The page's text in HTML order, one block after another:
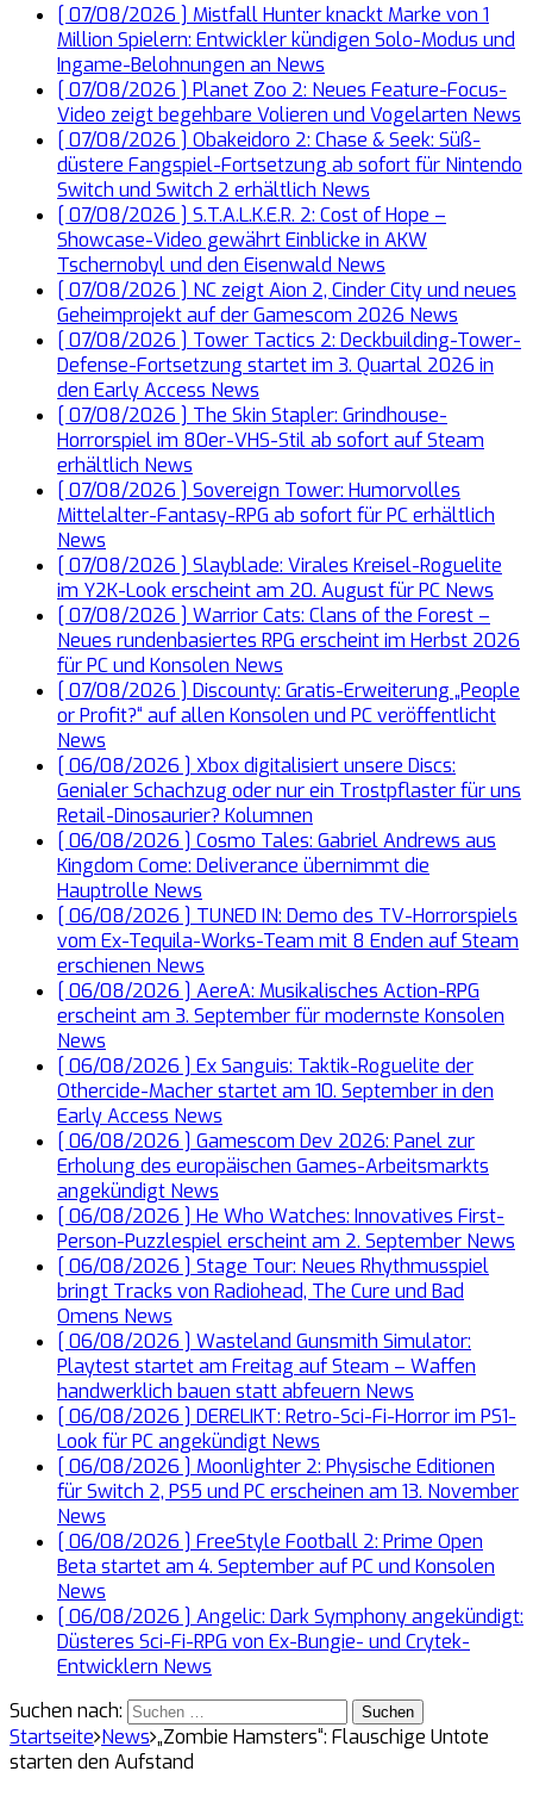
[ 07/08/2026 ] Mistfall Hunter knackt Marke von 1
Million Spielern: Entwickler kündigen Solo-Modus und
Ingame-Belohnungen an News
[ 07/08/2026 ] Planet Zoo 2: Neues Feature-Focus-
Video zeigt begehbare Volieren und Vogelarten News
[ 07/08/2026 ] Obakeidoro 2: Chase & Seek: Süß-
düstere Fangspiel-Fortsetzung ab sofort für Nintendo
Switch und Switch 2 erhältlich News
[ 07/08/2026 ] S.T.A.L.K.E.R. 2: Cost of Hope –
Showcase-Video gewährt Einblicke in AKW
Tschernobyl und den Eisenwald News
[ 07/08/2026 ] NC zeigt Aion 2, Cinder City und neues
Geheimprojekt auf der Gamescom 2026 News
[ 07/08/2026 ] Tower Tactics 2: Deckbuilding-Tower-
Defense-Fortsetzung startet im 3. Quartal 2026 in
den Early Access News
[ 07/08/2026 ] The Skin Stapler: Grindhouse-
Horrorspiel im 80er-VHS-Stil ab sofort auf Steam
erhältlich News
[ 07/08/2026 ] Sovereign Tower: Humorvolles
Mittelalter-Fantasy-RPG ab sofort für PC erhältlich
News
[ 07/08/2026 ] Slayblade: Virales Kreisel-Roguelite
im Y2K-Look erscheint am 20. August für PC News
[ 07/08/2026 ] Warrior Cats: Clans of the Forest –
Neues rundenbasiertes RPG erscheint im Herbst 2026
für PC und Konsolen News
[ 07/08/2026 ] Discounty: Gratis-Erweiterung „People
or Profit?“ auf allen Konsolen und PC veröffentlicht
News
[ 06/08/2026 ] Xbox digitalisiert unsere Discs:
Genialer Schachzug oder nur ein Trostpflaster für uns
Retail-Dinosaurier? Kolumnen
[ 06/08/2026 ] Cosmo Tales: Gabriel Andrews aus
Kingdom Come: Deliverance übernimmt die
Hauptrolle News
[ 06/08/2026 ] TUNED IN: Demo des TV-Horrorspiels
vom Ex-Tequila-Works-Team mit 8 Enden auf Steam
erschienen News
[ 06/08/2026 ] AereA: Musikalisches Action-RPG
erscheint am 3. September für modernste Konsolen
News
[ 06/08/2026 ] Ex Sanguis: Taktik-Roguelite der
Othercide-Macher startet am 10. September in den
Early Access News
[ 06/08/2026 ] Gamescom Dev 2026: Panel zur
Erholung des europäischen Games-Arbeitsmarkts
angekündigt News
[ 06/08/2026 ] He Who Watches: Innovatives First-
Person-Puzzlespiel erscheint am 2. September News
[ 06/08/2026 ] Stage Tour: Neues Rhythmusspiel
bringt Tracks von Radiohead, The Cure und Bad
Omens News
[ 06/08/2026 ] Wasteland Gunsmith Simulator:
Playtest startet am Freitag auf Steam – Waffen
handwerklich bauen statt abfeuern News
[ 06/08/2026 ] DERELIKT: Retro-Sci-Fi-Horror im PS1-
Look für PC angekündigt News
[ 06/08/2026 ] Moonlighter 2: Physische Editionen
für Switch 2, PS5 und PC erscheinen am 13. November
News
[ 06/08/2026 ] FreeStyle Football 2: Prime Open
Beta startet am 4. September auf PC und Konsolen
News
[ 06/08/2026 ] Angelic: Dark Symphony angekündigt:
Düsteres Sci-Fi-RPG von Ex-Bungie- und Crytek-
Entwicklern News
Suchen nach:
Startseite News „Zombie Hamsters“: Flauschige Untote
starten den Aufstand